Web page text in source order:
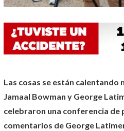
Las cosas se están
Jamaal Bowman y George
celebraron una conferencia de
comentarios de George